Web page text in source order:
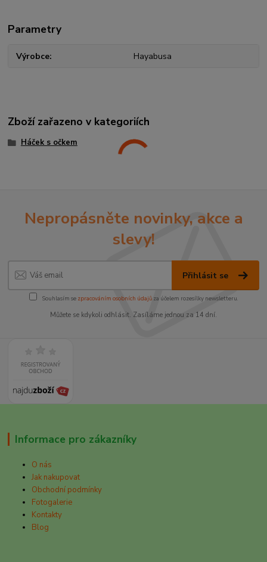
Parametry
Výrobce Hayabusa
Zboží zařazeno v kategoriích
Háček s očkem
Nepropásněte novinky, akce a
slevy!
Přihlásit se
Souhlasím se zpracováním osobních údajůza účelem rozesílky newsletteru.
Můžete se kdykoli odhlásit. Zasíláme jednou za 14 dní.
Informace pro zákazníky
O nás
Jak nakupovat
Obchodní podmínky
Fotogalerie
Kontakty
Blog